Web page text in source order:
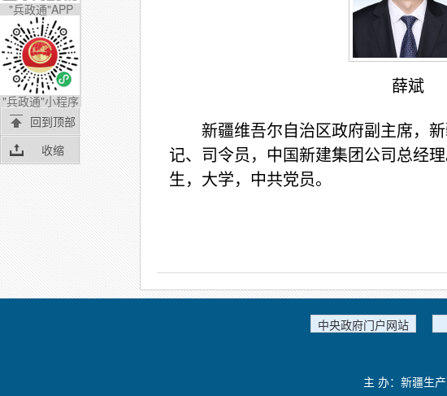
薛斌
新疆维吾尔自治区政府副主席，
记、司令员，中国新建集团公司总经
生，大学，中共党员。
中央政府门户网站
主 办：新疆生
"兵政通"APP
"兵政通"小程序
回到顶部
收缩